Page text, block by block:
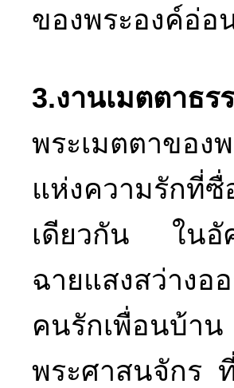
ของพระองค์อ่อ
3.งานเมตตาธร
พระเมตตาของ
แห่งความรักที่
เดียวกัน ในอัศ
ฉายแสงสว่างอ
คนรักเพื่อนบ้า
พระศาสนจักร ที่